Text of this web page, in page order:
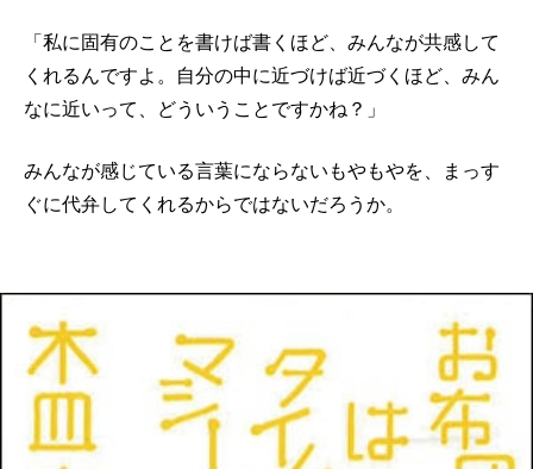
「私に固有のことを書けば書くほど、みんなが共感して
くれるんですよ。自分の中に近づけば近づくほど、みん
なに近いって、どういうことですかね？」
みんなが感じている言葉にならないもやもやを、まっす
ぐに代弁してくれるからではないだろうか。